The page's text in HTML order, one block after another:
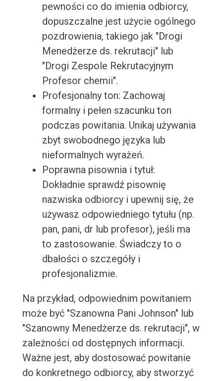
pewności co do imienia odbiorcy,
dopuszczalne jest użycie ogólnego
pozdrowienia, takiego jak "Drogi
Menedżerze ds. rekrutacji" lub
"Drogi Zespole Rekrutacyjnym
Profesor chemii".
Profesjonalny ton: Zachowaj
formalny i pełen szacunku ton
podczas powitania. Unikaj używania
zbyt swobodnego języka lub
nieformalnych wyrażeń.
Poprawna pisownia i tytuł:
Dokładnie sprawdź pisownię
nazwiska odbiorcy i upewnij się, że
używasz odpowiedniego tytułu (np.
pan, pani, dr lub profesor), jeśli ma
to zastosowanie. Świadczy to o
dbałości o szczegóły i
profesjonalizmie.
Na przykład, odpowiednim powitaniem
może być "Szanowna Pani Johnson" lub
"Szanowny Menedżerze ds. rekrutacji", w
zależności od dostępnych informacji.
Ważne jest, aby dostosować powitanie
do konkretnego odbiorcy, aby stworzyć